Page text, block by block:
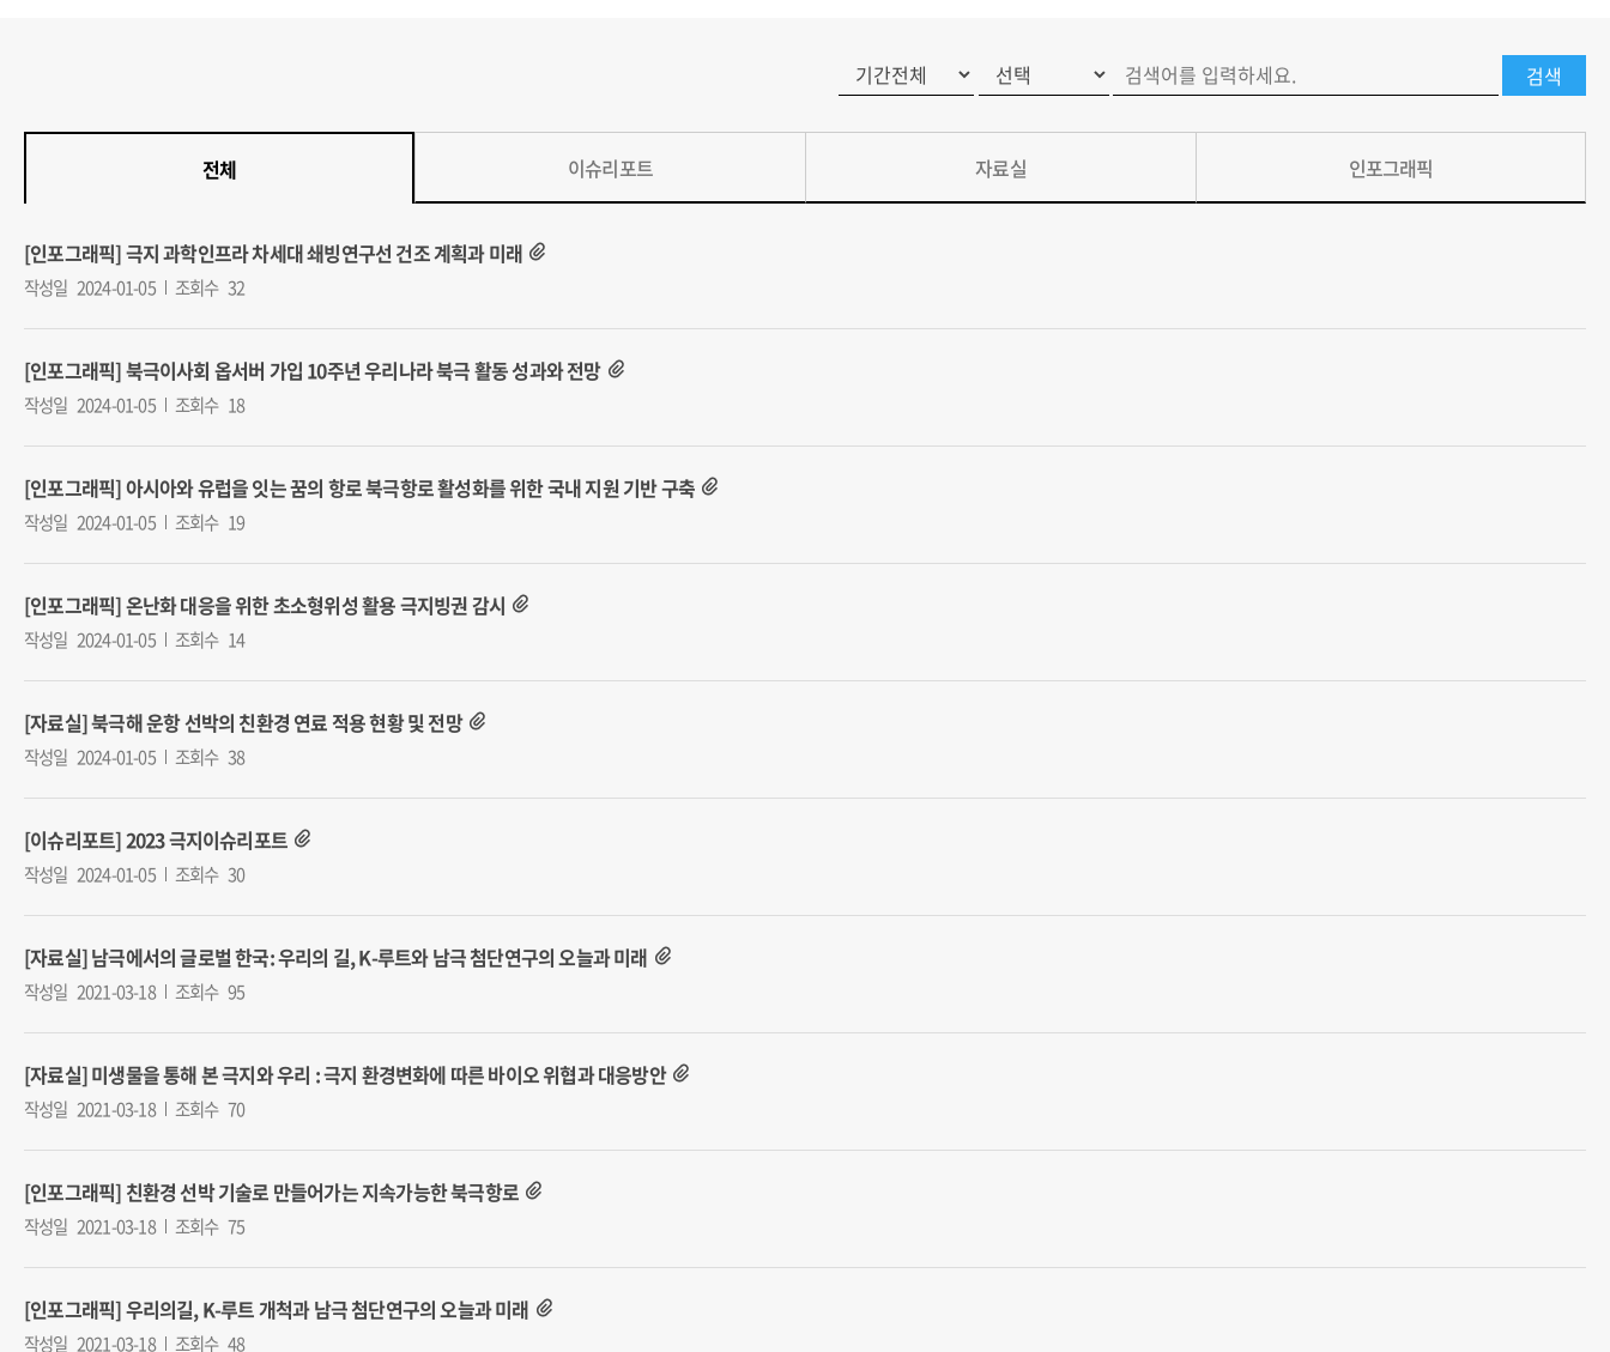
전체 이슈리포트 자료실 인포그래픽
[인포그래픽] 극지 과학인프라 차세대 쇄빙연구선 건조 계획과 미래
작성일 2024-01-05 조회수 32
[인포그래픽] 북극이사회 옵서버 가입 10주년 우리나라 북극 활동 성과와 전망
작성일 2024-01-05 조회수 18
[인포그래픽] 아시아와 유럽을 잇는 꿈의 항로 북극항로 활성화를 위한 국내 지원 기반 구축
작성일 2024-01-05 조회수 19
[인포그래픽] 온난화 대응을 위한 초소형위성 활용 극지빙권 감시
작성일 2024-01-05 조회수 14
[자료실] 북극해 운항 선박의 친환경 연료 적용 현황 및 전망
작성일 2024-01-05 조회수 38
[이슈리포트] 2023 극지이슈리포트
작성일 2024-01-05 조회수 30
[자료실] 남극에서의 글로벌 한국: 우리의 길, K-루트와 남극 첨단연구의 오늘과 미래
작성일 2021-03-18 조회수 95
[자료실] 미생물을 통해 본 극지와 우리 : 극지 환경변화에 따른 바이오 위협과 대응방안
작성일 2021-03-18 조회수 70
[인포그래픽] 친환경 선박 기술로 만들어가는 지속가능한 북극항로
작성일 2021-03-18 조회수 75
[인포그래픽] 우리의길, K-루트 개척과 남극 첨단연구의 오늘과 미래
작성일 2021-03-18 조회수 48